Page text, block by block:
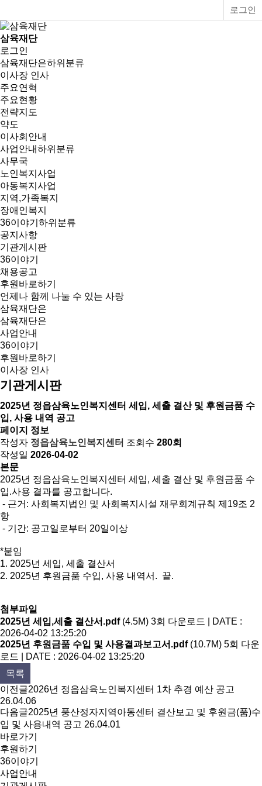
로그인
삼육재단
로그인
삼육재단은하위분류
이사장 인사
주요연혁
주요현황
전략지도
약도
이사회안내
사업안내하위분류
사무국
노인복지사업
아동복지사업
지역,가족복지
장애인복지
36이야기 하위분류
공지사항
기관게시판
36이야기
채용공고
후원바로하기
언제나 함께 나눌 수 있는 사랑
삼육재단은
삼육재단은
사업안내
36이야기
후원바로하기
이사장 인사
기관게시판
2025년 정읍삼육노인복지센터 세입, 세출 결산 및 후원금품 수
입, 사용 내역 공고
페이지 정보
작성자 정읍삼육노인복지센터 조회수 280회
작성일 2026-04-02
본문
2025년 정읍삼육노인복지센터 세입, 세출 결산 및 후원금품 수
입.사용 결과를 공고합니다.
- 근거: 사회복지법인 및 사회복지시설 재무회계규칙 제19조 2
항
- 기간: 공고일로부터 20일이상
*붙임
1. 2025년 세입, 세출 결산서
2. 2025년 후원금품 수입, 사용 내역서. 끝.
첨부파일
2025년 세입,세출 결산서.pdf (4.5M) 3회 다운로드 | DATE :
2026-04-02 13:25:20
2025년 후원금품 수입 및 사용결과보고서.pdf (10.7M) 5회 다운
로드 | DATE : 2026-04-02 13:25:20
목록
이전글2026년 정읍삼육노인복지센터 1차 추경 예산 공고
26.04.06
다음글2025년 풍산정자지역아동센터 결산보고 및 후원금(품)수
입 및 사용내역 공고 26.04.01
바로가기
후원하기
36이야기
사업안내